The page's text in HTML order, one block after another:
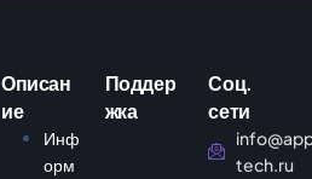
Описан
ие
Инф
орм
Поддер
жка
Соц.
сети
tech.ru